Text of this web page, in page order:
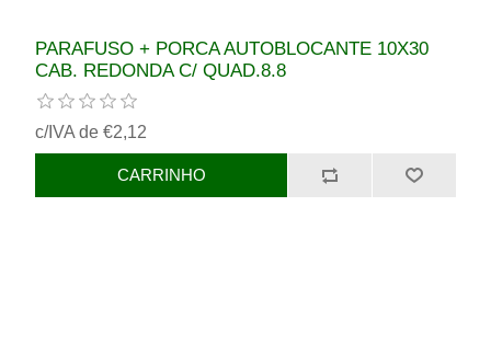
PARAFUSO + PORCA AUTOBLOCANTE 10X30
CAB. REDONDA C/ QUAD.8.8
c/IVA de €2,12